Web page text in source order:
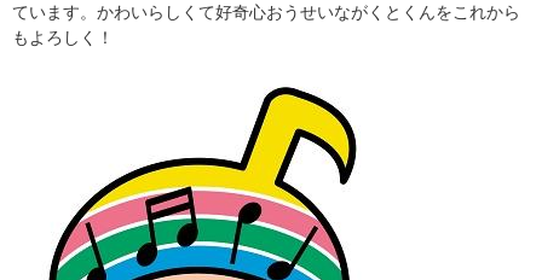
ています。かわいらしくて好奇心おうせいながくとくんをこれから
もよろしく！